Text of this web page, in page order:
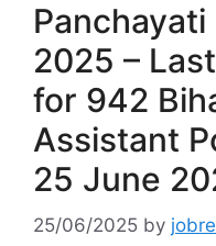
Panchayati
2025 –
for 942
Assistant
25 June
25/06/2025 by